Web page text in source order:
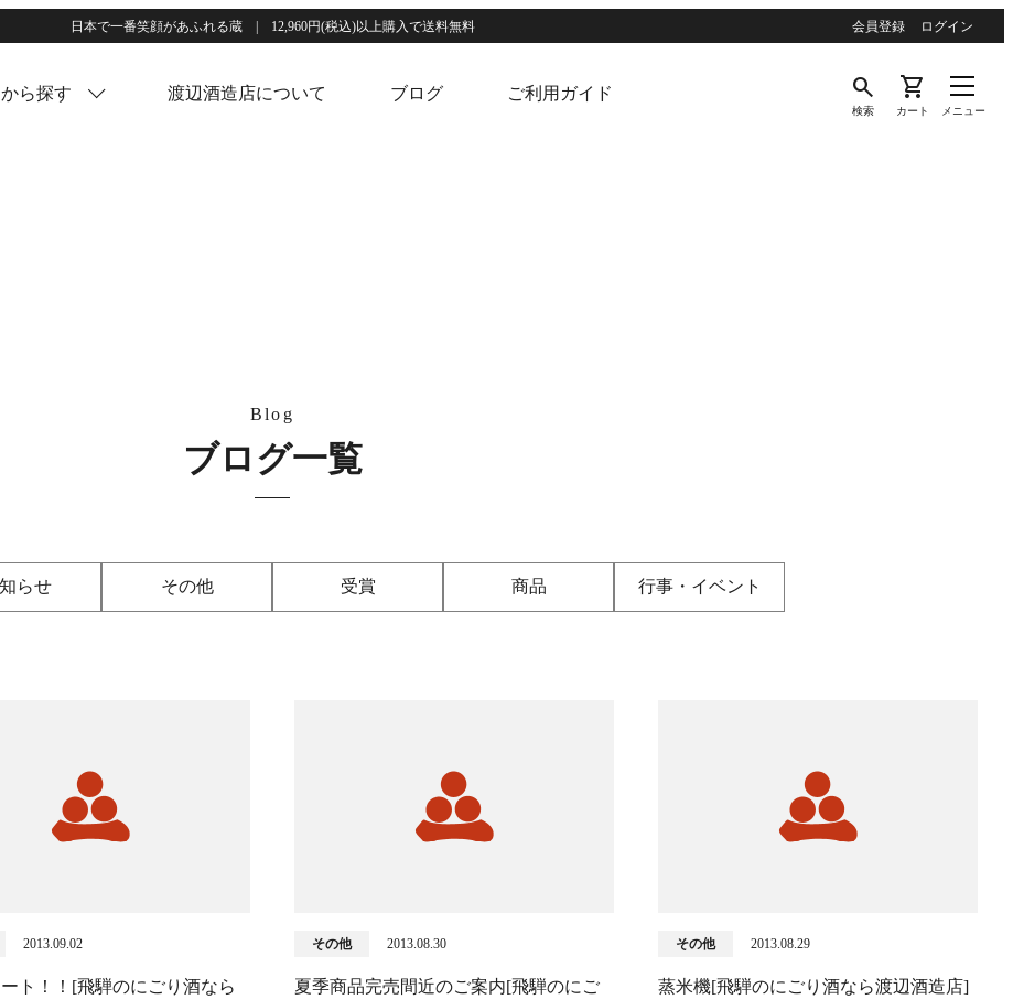
日本で一番笑顔があふれる蔵 | 12,960円(税込)以上購入で送料無料 会員登録 ログイン
ら探す 渡辺酒造店について ブログ ご利用ガイド search
検索
shopping_cart
カート メニュー
ブログ一覧
らせ その他 受賞 商品 行事・イベント
2013.09.02
ト！！[飛騨のにごり酒なら
その他 2013.08.30
夏季商品完売間近のご案内[飛騨のにご
その他 2013.08.29
蒸米機[飛騨のにごり酒なら渡辺酒造店]